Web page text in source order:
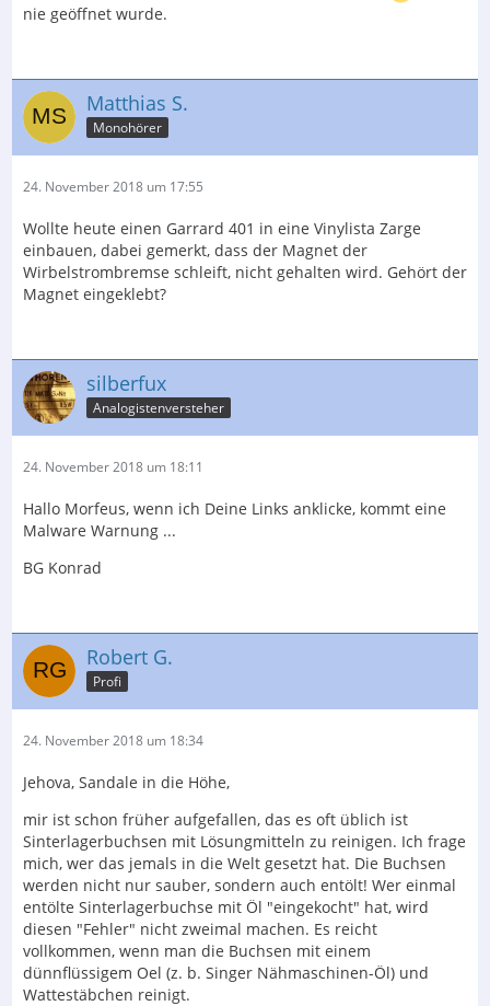
nie geöffnet wurde.
Matthias S.
Monohörer
24. November 2018 um 17:55
Wollte heute einen Garrard 401 in eine Vinylista Zarge
einbauen, dabei gemerkt, dass der Magnet der
Wirbelstrombremse schleift, nicht gehalten wird. Gehört der
Magnet eingeklebt?
silberfux
Analogistenversteher
24. November 2018 um 18:11
Hallo Morfeus, wenn ich Deine Links anklicke, kommt eine
Malware Warnung ...
BG Konrad
Robert G.
Profi
24. November 2018 um 18:34
Jehova, Sandale in die Höhe,
mir ist schon früher aufgefallen, das es oft üblich ist
Sinterlagerbuchsen mit Lösungmitteln zu reinigen. Ich frage
mich, wer das jemals in die Welt gesetzt hat. Die Buchsen
werden nicht nur sauber, sondern auch entölt! Wer einmal
entölte Sinterlagerbuchse mit Öl "eingekocht" hat, wird
diesen "Fehler" nicht zweimal machen. Es reicht
vollkommen, wenn man die Buchsen mit einem
dünnflüssigem Oel (z. b. Singer Nähmaschinen-Öl) und
Wattestäbchen reinigt.